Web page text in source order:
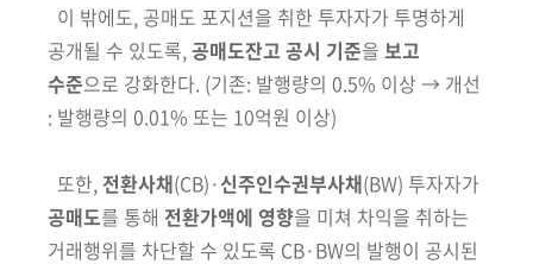
이 밖에도, 공매도 포지션을 취한 투자자가 투명하게
공개될 수 있도록, 공매도잔고 공시 기준을 보고
수준으로 강화한다. (기존: 발행량의 0.5% 이상 → 개선
: 발행량의 0.01% 또는 10억원 이상)
또한, 전환사채(CB)·신주인수권부사채(BW) 투자자가
공매도를 통해 전환가액에 영향을 미쳐 차익을 취하는
거래행위를 차단할 수 있도록 CB·BW의 발행이 공시된